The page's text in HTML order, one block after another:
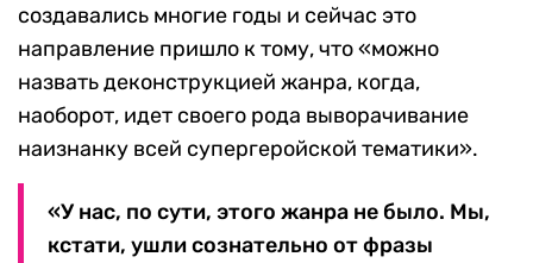
создавались многие годы и сейчас это
направление пришло к тому, что «можно
назвать деконструкцией жанра, когда,
наоборот, идет своего рода выворачивание
наизнанку всей супергеройской тематики».
«У нас, по сути, этого жанра не было. Мы,
кстати, ушли сознательно от фразы